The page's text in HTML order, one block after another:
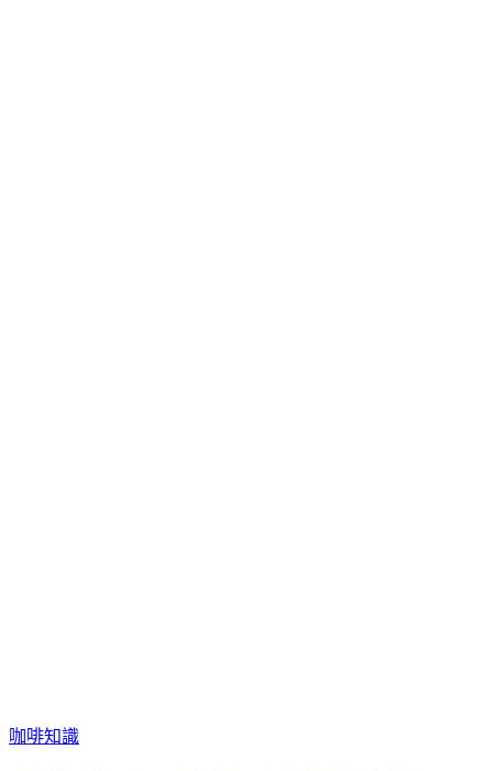
咖啡知識